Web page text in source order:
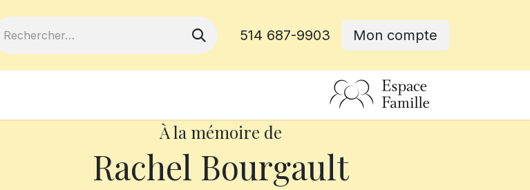
514 687-9903 Mon compte
À la mémoire de
Rachel Bourgault